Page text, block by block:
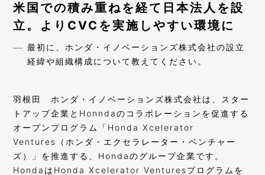
米国での積み重ねを経て日本法人を設
立。よりCVCを実施しやすい環境に
最初に、ホンダ・イノベーションズ株式会社の設立
経緯や組織構成について教えてください。
羽根田
ホンダ・イノベーションズ株式会社は、スター
トアップ企業とHonndaのコラボレーションを促進する
オープンプログラム「Honda Xcelerator
Ventures（ホンダ・エクセラレーター・ベンチャー
ズ）」を推進する、Hondaのグループ企業です。
HondaはHonda Xcelerator Venturesプログラムを